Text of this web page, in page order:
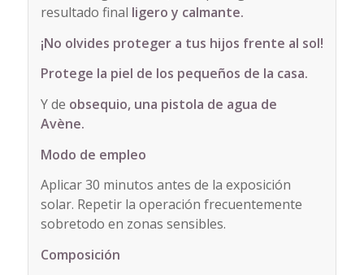
resultado final ligero y calmante.
¡No olvides proteger a tus hijos frente al sol!
Protege la piel de los pequeños de la casa.
Y de obsequio, una pistola de agua de
Avène.
Modo de empleo
Aplicar 30 minutos antes de la exposición
solar. Repetir la operación frecuentemente
sobretodo en zonas sensibles.
Composición